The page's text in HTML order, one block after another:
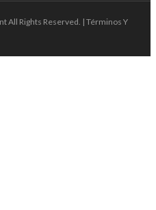
All Rights Reserved. | Términos Y